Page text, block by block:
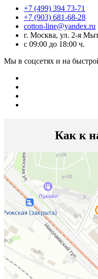
+7 (499) 394 73-71
+7 (903) 681-68-28
cotton-line@yandex.ru
г. Москва, ул. 2-я
с 09:00 до 18:00 ч.
Мы в соцсетях и на
Как к